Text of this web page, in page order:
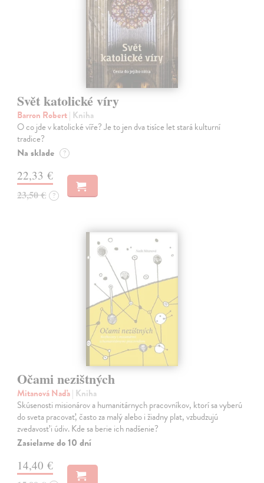
Svět katolické víry
Barron Robert| Kniha
O co jde v katolické víře? Je to jen dva tisíce let stará kulturní
tradice?
Na sklade ?
22,33 €
23,50 € ?
Očami nezištných
Mitanová Naďa| Kniha
Skúsenosti misionárov a humanitárnych pracovníkov, ktorí sa vyberú
do sveta pracovať, často za malý alebo i žiadny plat, vzbudzujú
zvedavosť i údiv. Kde sa berie ich nadšenie?
Zasielame do 10 dní
14,40 €